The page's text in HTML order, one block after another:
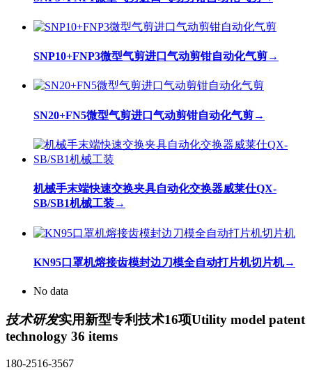
SNP10+FNP3微型气剪进口气动剪钳自动化气剪→
SN20+FN5微型气剪进口气动剪钳自动化气剪→
机械手末端快速交换夹具自动化交换器威莱仕QX-
SB/SB1机械工装→
KN95口罩机熔接齿模封边刀模全自动打片机切片机→
No data
技术研发实用新型专利技术16项Utility model patent
technology 36 items
180-2516-3567